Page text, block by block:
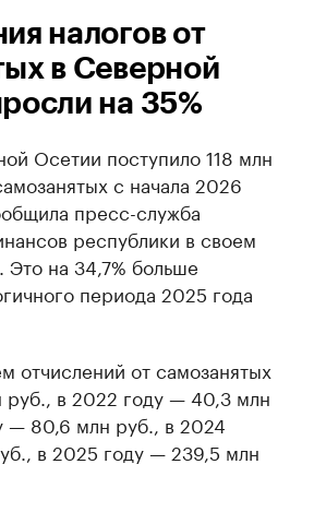
налогов от
в Северной
на 35%
Осетии поступило 118 млн
с начала 2026
пресс-служба
республики в своем
Это на 34,7% больше
периода 2025 года
отчислений от самозанятых
руб., в 2022 году — 40,3 млн
— 80,6 млн руб., в 2024
в 2025 году — 239,5 млн